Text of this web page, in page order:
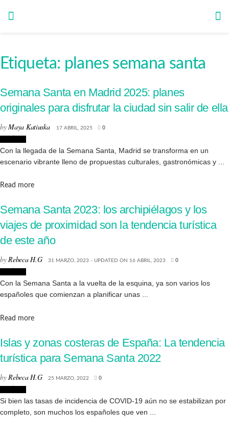
Etiqueta: planes semana santa
Semana Santa en Madrid 2025: planes
originales para disfrutar la ciudad sin salir de ella
byMaya Katiuska 17 ABRIL, 2025 0
Con la llegada de la Semana Santa, Madrid se transforma en un
escenario vibrante lleno de propuestas culturales, gastronómicas y ...
Read moreDetails
Semana Santa 2023: los archipiélagos y los
viajes de proximidad son la tendencia turística
de este año
byRebeca H.G 31 MARZO, 2023 - UPDATED ON 16 ABRIL, 2023 0
Con la Semana Santa a la vuelta de la esquina, ya son varios los
españoles que comienzan a planificar unas ...
Read moreDetails
Islas y zonas costeras de España: La tendencia
turística para Semana Santa 2022
by Rebeca H.G 25 MARZO, 2022 0
Si bien las tasas de incidencia de COVID-19 aún no se estabilizan por
completo, son muchos los españoles que ven ...